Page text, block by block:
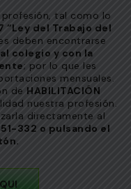
tal como lo
“Ley del Trabajo del
deben encontrarse
colegio y con la
; por lo que les
mensuales.
de HABILITACIÓN
nuestra profesión.
directamente al
332 o pulsando el